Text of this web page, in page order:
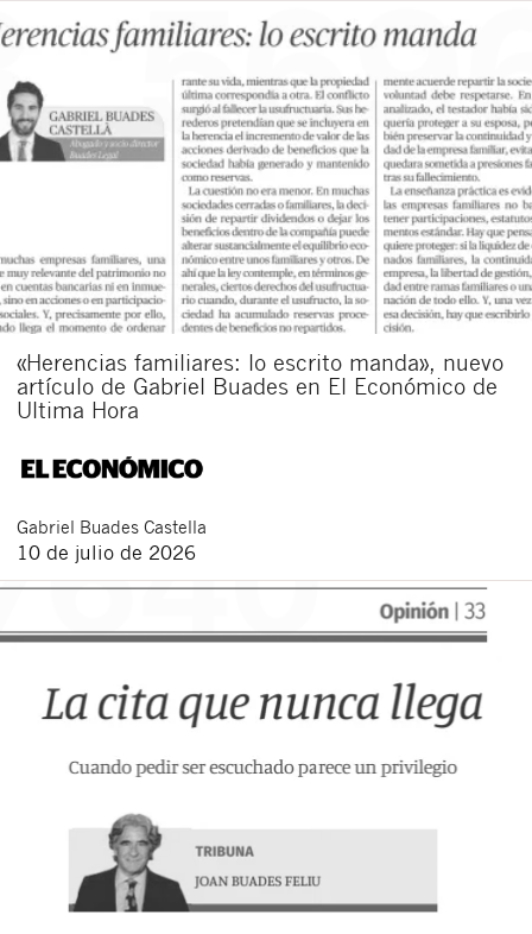
«Herencias familiares: lo escrito manda», nuevo
artículo de Gabriel Buades en El Económico de
Ultima Hora
Gabriel Buades Castella
10 de julio de 2026